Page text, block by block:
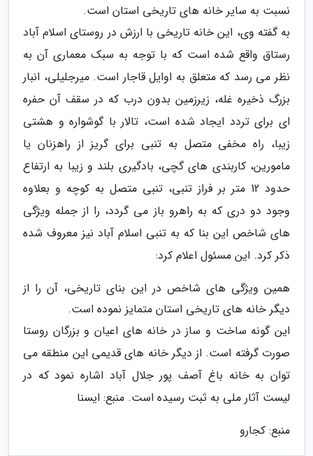
نسبت به سایر خانه های تاریخی استان است.
به گفته وی، این خانه تاریخی با ارزش در روستای اسلام آباد
رستاق واقع شده است که با توجه به سبک معماری آن به
نظر می رسد که متعلق به اوایل قاجار است. میرجلیلی، انبار
بزرگ ذخیره غله، زیرزمین بدون درب که در سقف آن حفره
ای برای تردد ایجاد شده است، تالار با گوشواره و هشتی
زیبا، راه مخفی متصل به تنبی برای گریز از راهزنان یا
مامورین، کاربندی های گچی، بادگیری بلند و زیبا به ارتفاع
حدود 12 متر بر فراز تنبی، تنبی متصل به کوچه و بعلاوه
وجود دو دری که به راهرو باز می گردد، را از جمله ویژگی
های شاخص این بنا که به تنبی اسلام آباد نیز معروف شده
ذکر کرد. این مسئول اعلام کرد:
همین ویژگی های شاخص در این بنای تاریخی، آن را از
دیگر خانه های تاریخی استان متمایز نموده است.
این گونه ساخت و ساز در خانه های اعیان و بزرگان روستا
صورت گرفته است. از دیگر خانه های قدیمی این منطقه می
توان به خانه باغ آصف پور جلال آباد اشاره نمود که در
لیست آثار ملی به ثبت رسیده است. منبع: ایسنا
منبع: کجارو